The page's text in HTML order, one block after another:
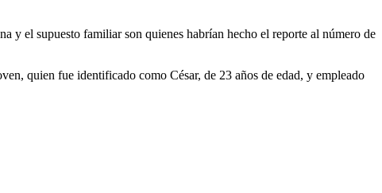
y el supuesto familiar son quienes habrían hecho el reporte al número de
quien fue identificado como César, de 23 años de edad, y empleado